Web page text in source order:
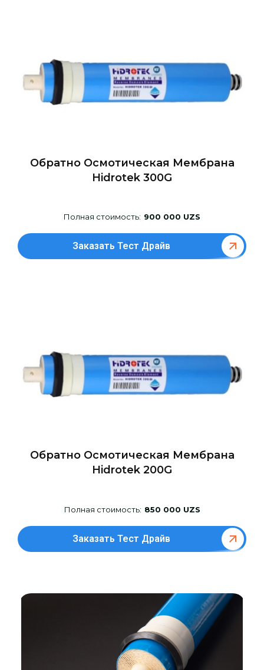
Обратно Осмотическая Мембрана
Hidrotek 300G
Полная стоимость: 900 000 UZS
Заказать Тест Драйв
Обратно Осмотическая Мембрана
Hidrotek 200G
Полная стоимость: 850 000 UZS
Заказать Тест Драйв